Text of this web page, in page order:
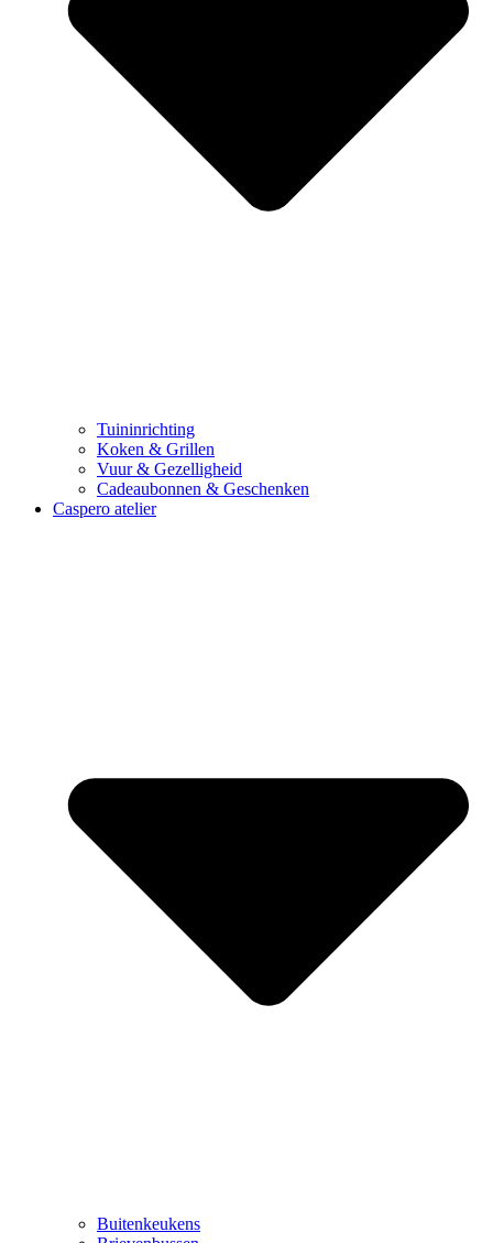
Tuininrichting
Koken & Grillen
Vuur & Gezelligheid
Cadeaubonnen & Geschenken
Caspero atelier
Buitenkeukens